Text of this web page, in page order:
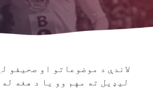
لاندې د موضوعاتو او صحیفو
لیډیل ته مهم وو یا د هغه